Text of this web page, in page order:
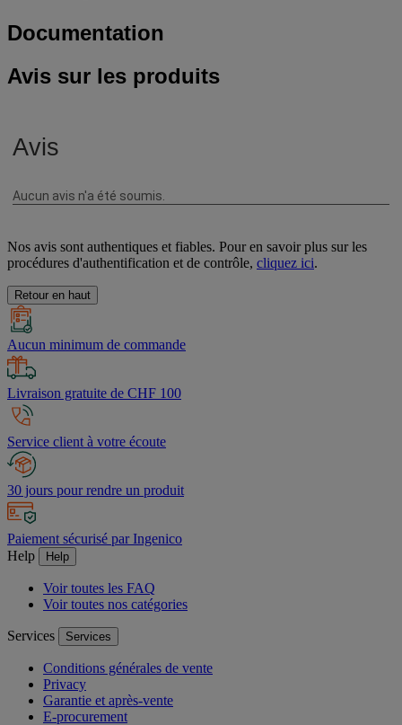
Documentation
Avis sur les produits
Nos avis sont authentiques et fiables. Pour en savoir plus sur les
procédures d'authentification et de contrôle, cliquez ici.
Retour en haut
Aucun minimum de commande
Livraison gratuite de CHF 100
Service client à votre écoute
30 jours pour rendre un produit
Paiement sécurisé par Ingenico
Help
Help
Voir toutes les FAQ
Voir toutes nos catégories
Services Services
Conditions générales de vente
Privacy
Garantie et après-vente
E-procurement